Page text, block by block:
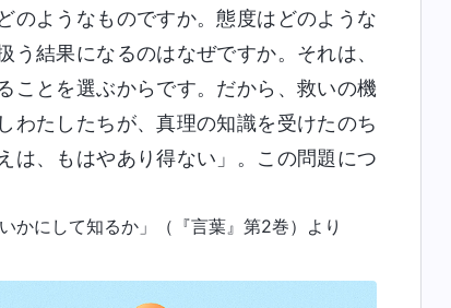
のようなものですか。態度はどのような
結果になるのはなぜですか。それは、
ことを選ぶからです。だから、救いの機
わたしたちが、真理の知識を受けたのち
は、もはやあり得ない」。この問題につ
かにして知るか」（『言葉』第2巻）より